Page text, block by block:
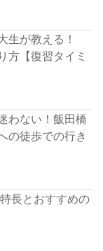
生が教える！
方【復習タイミ
わない！飯田橋
の徒歩での行き
長とおすすめの